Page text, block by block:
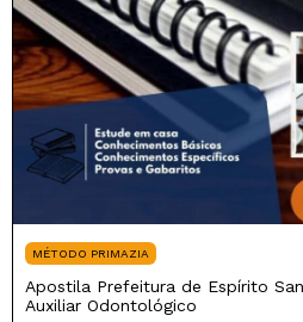
MÉTODO PRIMAZIA
Apostila Prefeitura de Espírito
Auxiliar Odontológico